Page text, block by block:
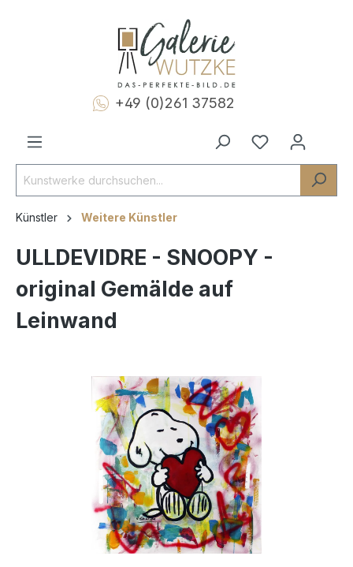
+49 (0)261 37582
Künstler Weitere Künstler
ULLDEVIDRE - SNOOPY -
original Gemälde auf
Leinwand